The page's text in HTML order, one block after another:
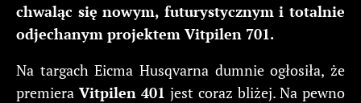
chwaląc się nowym, futurystycznym i totalnie
odjechanym projektem Vitpilen 701.
Na targach Eicma Husqvarna dumnie ogłosiła, że
premiera Vitpilen 401 jest coraz bliżej. Na pewno